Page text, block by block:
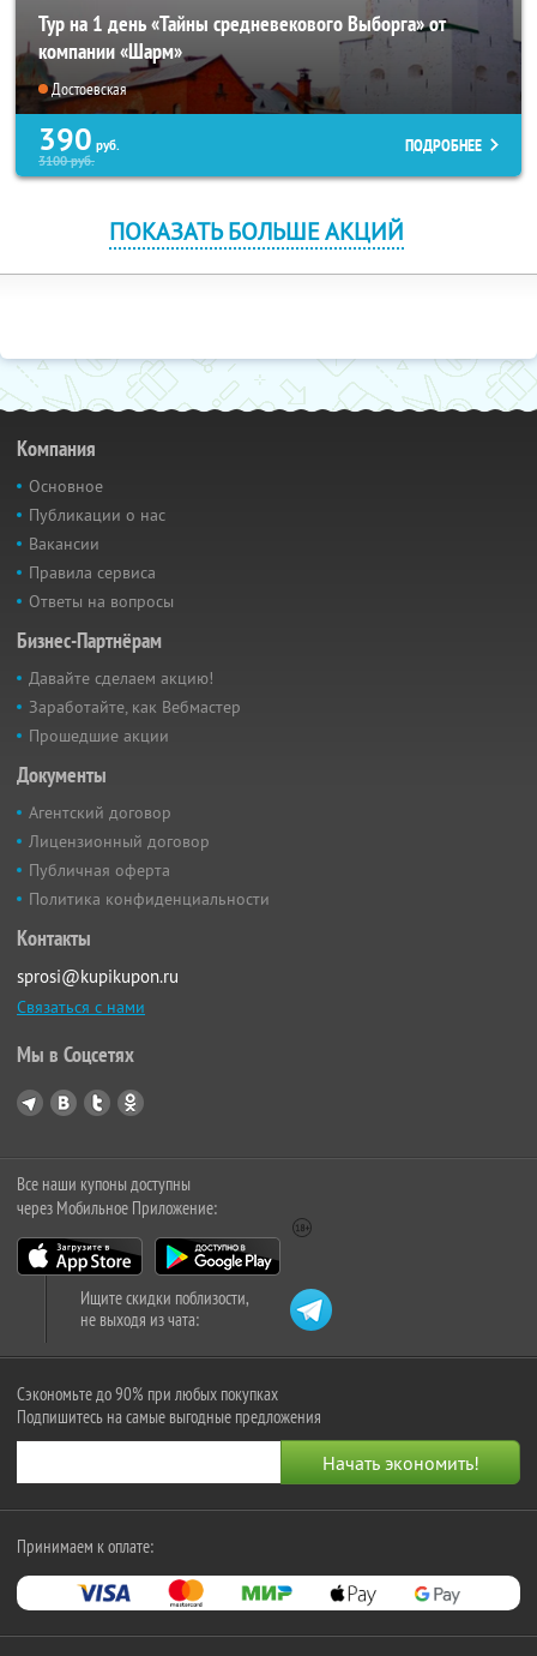
Тур на 1 день «Тайны средневекового Выборга» от
компании «Шарм»
Достоевская
390 руб.
3100руб.
ПОДРОБНЕЕ
ПОКАЗАТЬ БОЛЬШЕ АКЦИЙ
Компания
Основное
Публикации о нас
Вакансии
Правила сервиса
Ответы на вопросы
Бизнес-Партнёрам
Давайте сделаем акцию!
Заработайте, как Вебмастер
Прошедшие акции
Документы
Агентский договор
Лицензионный договор
Публичная оферта
Политика конфиденциальности
Контакты
sprosi@kupikupon.ru
Связаться с нами
Мы в Соцсетях
Все наши купоны доступны
через Мобильное Приложение:
Ищите скидки поблизости,
не выходя из чата:
Сэкономьте до 90% при любых покупках
Подпишитесь на самые выгодные предложения
Принимаем к оплате: